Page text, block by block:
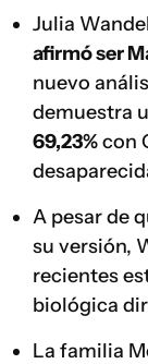
Julia
afirmó ser
nuevo
demuestra
69,23%con
A pesar de
su versión,
recientes
biológica
La familia